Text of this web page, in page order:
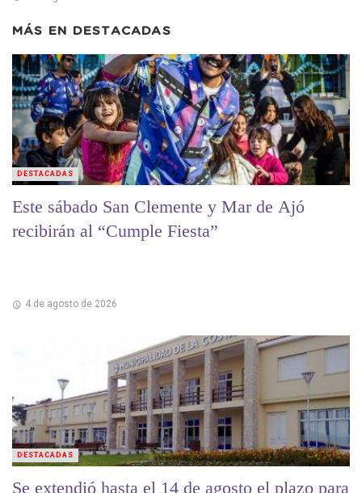
MÁS EN DESTACADAS
Este sábado San Clemente y Mar de Ajó
recibirán al “Cumple Fiesta”
4 de agosto de 2026
DESTACADAS
Se extendió hasta el 14 de agosto el plazo para
DESTACADAS